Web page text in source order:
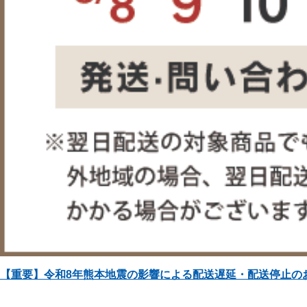
【重要】令和8年熊本地震の影響による配送遅延・配送停止の